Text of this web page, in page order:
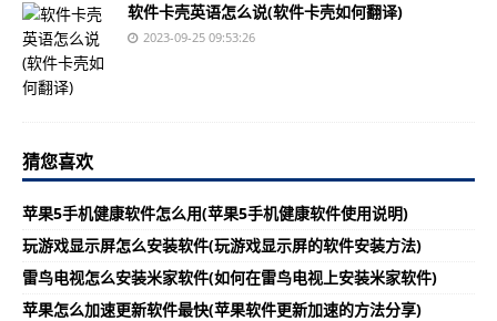
软件卡壳英语怎么说(软件卡壳如何翻译)
2023-09-25 09:53:26
猜您喜欢
苹果5手机健康软件怎么用(苹果5手机健康软件使用说明)
玩游戏显示屏怎么安装软件(玩游戏显示屏的软件安装方法)
雷鸟电视怎么安装米家软件(如何在雷鸟电视上安装米家软件)
苹果怎么加速更新软件最快(苹果软件更新加速的方法分享)